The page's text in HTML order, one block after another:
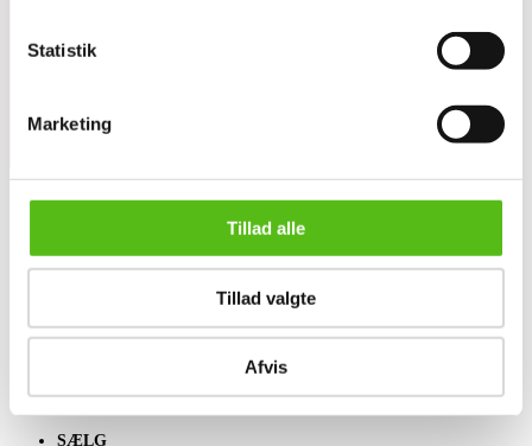
Statistik
Marketing
Tillad alle
Tillad valgte
Afvis
Persisk Sarough, 400x292 cm.
OM OS
Velgørenhed
SÆLG